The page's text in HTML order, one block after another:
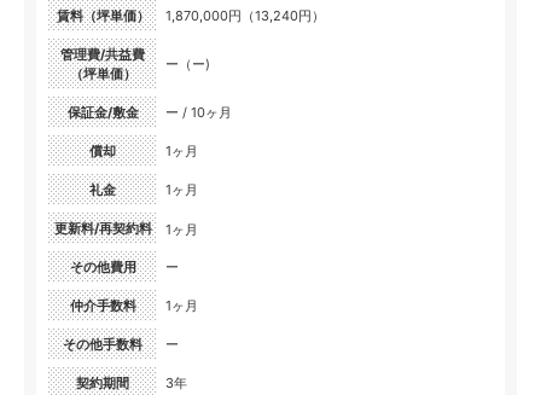
賃料（坪単価） 1,870,000円（13,240円）
管理費/共益費
（坪単価）
ー（ー)
保証金/敷金 ー / 10ヶ月
償却 1ヶ月
礼金 1ヶ月
更新料/再契約料 1ヶ月
その他費用 ー
仲介手数料 1ヶ月
その他手数料 ー
契約期間 3年